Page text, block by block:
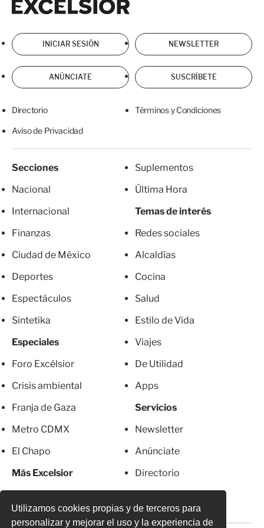
Utilizamos cookies propias y de terceros para
personalizar y mejorar el uso y la experiencia de
INICIAR SESIÓN NEWSLETTER
ANÚNCIATE SUSCRÍBETE
Directorio Términos y Condiciones
Aviso de Privacidad
Secciones
Nacional
Internacional
Finanzas
Ciudad de México
Deportes
Espectáculos
Sintetika
Especiales
Foro Excélsior
Crisis ambiental
Franja de Gaza
Metro CDMX
El Chapo
Más Excelsior
Suplementos
Última Hora
Temas de interés
Redes sociales
Alcaldías
Cocina
Salud
Estilo de Vida
Viajes
De Utilidad
Apps
Servicios
Newsletter
Anúnciate
Directorio